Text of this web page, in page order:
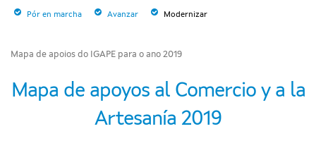
Pór en marcha Avanzar Modernizar
Mapa de apoios do IGAPE para o ano 2019
Mapa de apoyos al Comercio y a la
Artesanía 2019